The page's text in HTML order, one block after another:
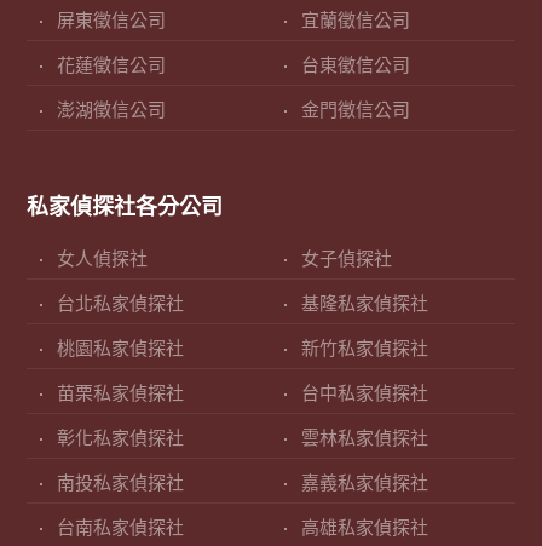
屏東徵信公司 宜蘭徵信公司
花蓮徵信公司 台東徵信公司
澎湖徵信公司 金門徵信公司
私家偵探社各分公司
女人偵探社 女子偵探社
台北私家偵探社 基隆私家偵探社
桃園私家偵探社 新竹私家偵探社
苗栗私家偵探社 台中私家偵探社
彰化私家偵探社 雲林私家偵探社
南投私家偵探社 嘉義私家偵探社
台南私家偵探社 高雄私家偵探社